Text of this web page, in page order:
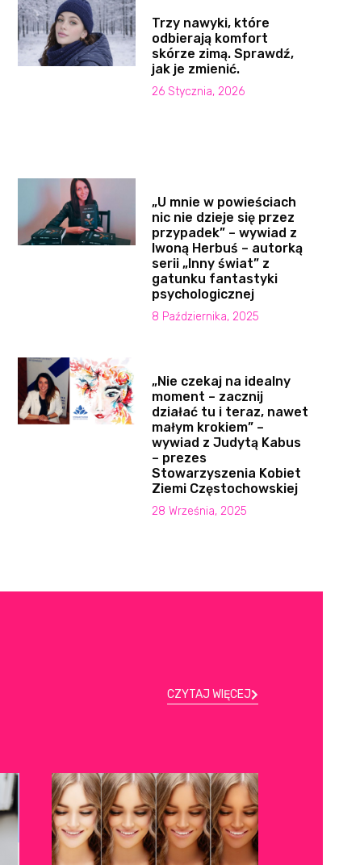
Trzy nawyki, które
odbierają komfort
skórze zimą. Sprawdź,
jak je zmienić.
26 Stycznia, 2026
„U mnie w powieściach
nic nie dzieje się przez
przypadek” – wywiad z
Iwoną Herbuś – autorką
serii „Inny świat” z
gatunku fantastyki
psychologicznej
8 Października, 2025
„Nie czekaj na idealny
moment – zacznij
działać tu i teraz, nawet
małym krokiem” –
wywiad z Judytą Kabus
– prezes
Stowarzyszenia Kobiet
Ziemi Częstochowskiej
28 Września, 2025
CZYTAJ WIĘCEJ